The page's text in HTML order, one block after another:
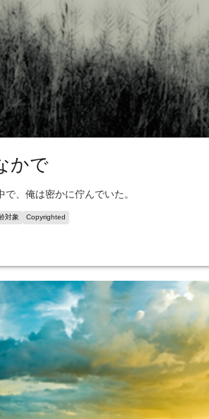
かで
で、俺は密かに佇んでいた。
対象 Copyrighted